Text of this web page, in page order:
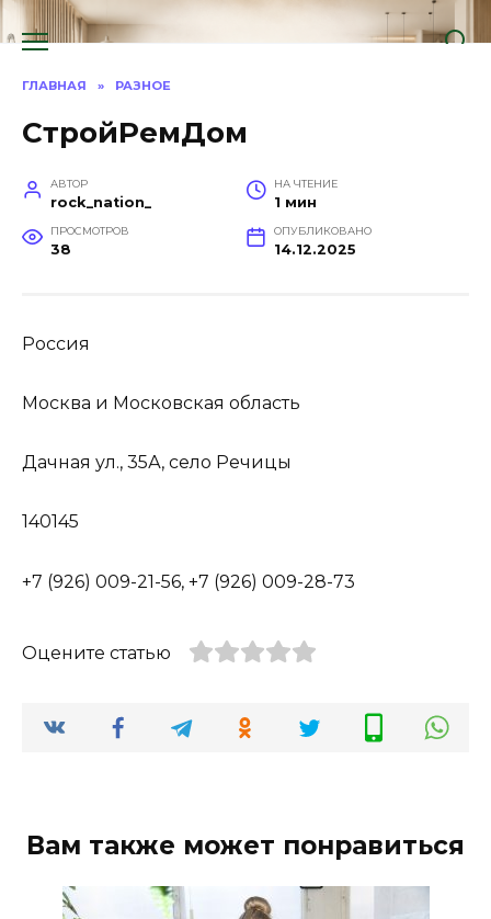
Перейти
к
ГЛАВНАЯ » РАЗНОЕ
СтройРемДом
АВТОР
rock_nation_
НА ЧТЕНИЕ
1 мин
ПРОСМОТРОВ
38
ОПУБЛИКОВАНО
14.12.2025
Россия
Москва и Московская область
Дачная ул., 35А, село Речицы
140145
+7 (926) 009-21-56, +7 (926) 009-28-73
Оцените статью
Вам также может понравиться